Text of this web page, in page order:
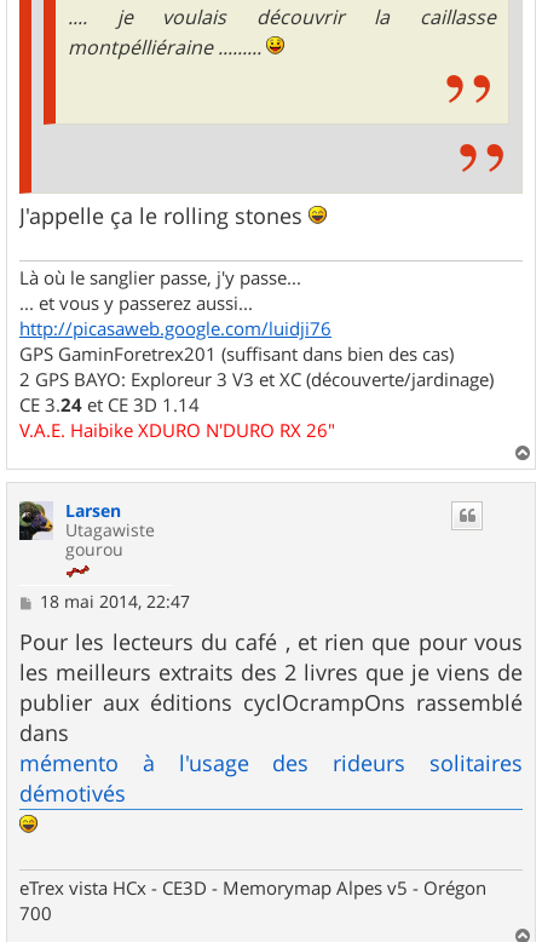
.... je voulais découvrir la caillasse
montpélliéraine .........
J'appelle ça le rolling stones
Là où le sanglier passe, j'y passe...
... et vous y passerez aussi...
http://picasaweb.google.com/luidji76
GPS GaminForetrex201 (suffisant dans bien des cas)
2 GPS BAYO: Exploreur 3 V3 et XC (découverte/jardinage)
CE 3.24 et CE 3D 1.14
V.A.E. Haibike XDURO N'DURO RX 26"
a
Larsen
Utagawiste
gourou
M
s
s
a
g
e
18 mai 2014, 22:47
Pour les lecteurs du café , et rien que pour vous
les meilleurs extraits des 2 livres que je viens de
publier aux éditions cyclOcrampOns rassemblé
dans
mémento à l'usage des rideurs solitaires
démotivés
eTrex vista HCx - CE3D - Memorymap Alpes v5 - Orégon
700